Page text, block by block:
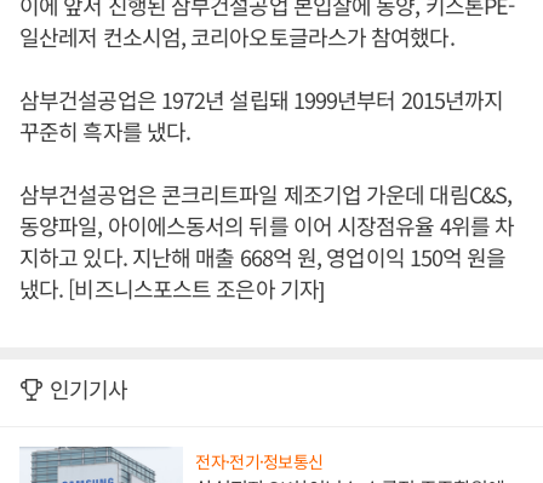
일산레저 컨소시엄, 코리아오토글라스가 참여했다.
삼부건설공업은 1972년 설립돼 1999년부터 2015년까지
꾸준히 흑자를 냈다.
삼부건설공업은 콘크리트파일 제조기업 가운데 대림C&S,
동양파일, 아이에스동서의 뒤를 이어 시장점유율 4위를 차
지하고 있다. 지난해 매출 668억 원, 영업이익 150억 원을
냈다. [비즈니스포스트 조은아 기자]
인기기사
전자·전기·정보통신